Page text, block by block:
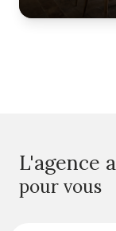
L'agence
pour vous